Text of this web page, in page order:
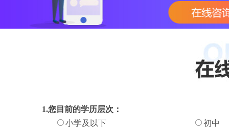
1.您目前的学历层次：
小学及以下
初中